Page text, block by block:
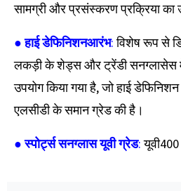
सामग्री और प्रसंस्करण प्रक्रिया का
● हाई डेफिनिशनआरंभ: विशेष रूप से
लकड़ी के शेड्स और ट्रेंडी सनग्लासेस में
उपयोग किया गया है, जो हाई
एलसीडी के समान ग्रेड की है।
● स्पोर्ट्स सनग्लास यूवी ग्रेड: यूवी400